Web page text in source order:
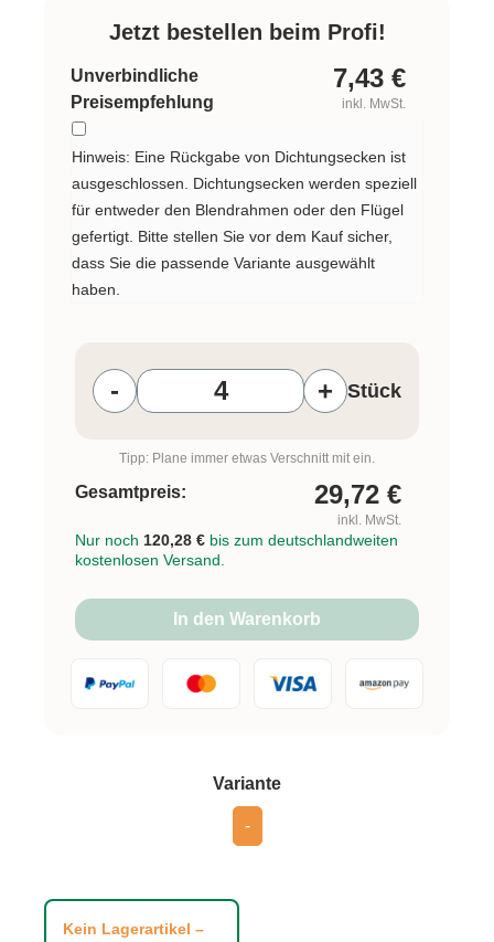
Kein Lagerartikel –
Varianteauswählen
-
Jetzt bestellen beim Profi!
Unverbindliche
Preisempfehlung
7,43 €
inkl. MwSt.
Hinweis: Eine Rückgabe von Dichtungsecken ist
ausgeschlossen. Dichtungsecken werden speziell
für entweder den Blendrahmen oder den Flügel
gefertigt. Bitte stellen Sie vor dem Kauf sicher,
dass Sie die passende Variante ausgewählt
haben.
- + Stück
Tipp: Plane immer etwas Verschnitt mit ein.
Gesamtpreis: 29,72 €
inkl. MwSt.
Nur noch 120,28 € bis zum deutschlandweiten
kostenlosen Versand.
In den Warenkorb